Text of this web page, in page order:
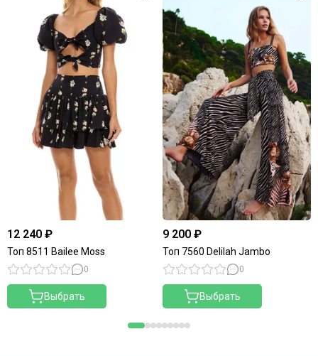
12 240 ₽
Топ 8511 Bailee Moss
0
Выбрать
9 200 ₽
Топ 7560 Delilah Jambo
0
Выбрать